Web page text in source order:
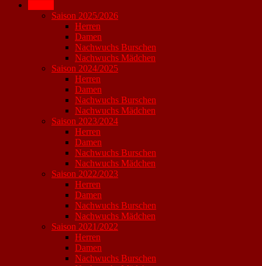
Saison 2025/2026
Herren
Damen
Nachwuchs Burschen
Nachwuchs Mädchen
Saison 2024/2025
Herren
Damen
Nachwuchs Burschen
Nachwuchs Mädchen
Saison 2023/2024
Herren
Damen
Nachwuchs Burschen
Nachwuchs Mädchen
Saison 2022/2023
Herren
Damen
Nachwuchs Burschen
Nachwuchs Mädchen
Saison 2021/2022
Herren
Damen
Nachwuchs Burschen